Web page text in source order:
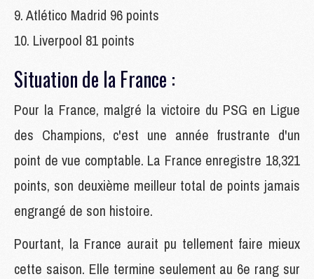
9. Atlético Madrid 96 points
10. Liverpool 81 points
Situation de la France :
Pour la France, malgré la victoire du PSG en Ligue
des Champions, c'est une année frustrante d'un
point de vue comptable. La France enregistre 18,321
points, son deuxième meilleur total de points jamais
engrangé de son histoire.
Pourtant, la France aurait pu tellement faire mieux
cette saison. Elle termine seulement au 6e rang sur